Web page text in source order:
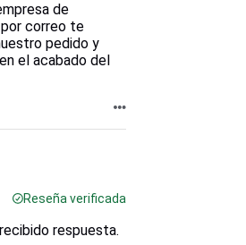
de
correo te
pedido y
el acabado del
Reseña verificada
respuesta.